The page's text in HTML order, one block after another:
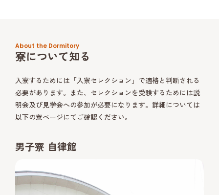
About the Dormitory
寮について知る
入寮するためには「入寮セレクション」で適格と判断される
必要があります。また、セレクションを受験するためには説
明会及び見学会への参加が必要になります。詳細については
以下の尞ページにてご確認ください。
男子寮 自律館